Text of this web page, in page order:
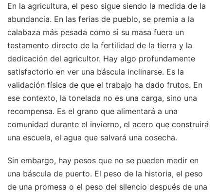
En la agricultura, el peso sigue siendo la medida de la
abundancia. En las ferias de pueblo, se premia a la
calabaza más pesada como si su masa fuera un
testamento directo de la fertilidad de la tierra y la
dedicación del agricultor. Hay algo profundamente
satisfactorio en ver una báscula inclinarse. Es la
validación física de que el trabajo ha dado frutos. En
ese contexto, la tonelada no es una carga, sino una
recompensa. Es el grano que alimentará a una
comunidad durante el invierno, el acero que construirá
una escuela, el agua que salvará una cosecha.
Sin embargo, hay pesos que no se pueden medir en
una báscula de puerto. El peso de la historia, el peso
de una promesa o el peso del silencio después de una